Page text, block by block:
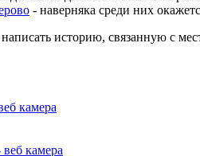
- наверняка среди них
историю, связанную с